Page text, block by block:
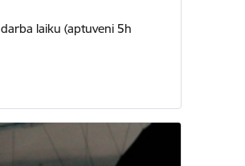
laiku (aptuveni 5h